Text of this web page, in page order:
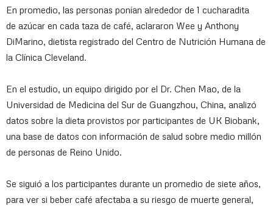
En promedio, las personas ponían alrededor de 1 cucharadita
de azúcar en cada taza de café, aclararon Wee y Anthony
DiMarino, dietista registrado del Centro de Nutrición Humana de
la Clínica Cleveland.
En el estudio, un equipo dirigido por el Dr. Chen Mao, de la
Universidad de Medicina del Sur de Guangzhou, China, analizó
datos sobre la dieta provistos por participantes de UK Biobank,
una base de datos con información de salud sobre medio millón
de personas de Reino Unido.
Se siguió a los participantes durante un promedio de siete años,
para ver si beber café afectaba a su riesgo de muerte general,